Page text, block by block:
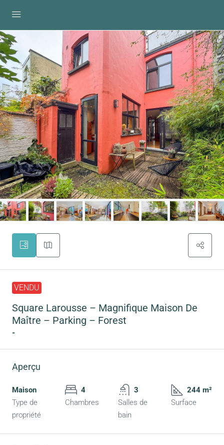
VENDU
Square Larousse – Magnifique Maison De
Maître – Parking – Forest
-
Aperçu
Maison
Type de
propriété
4
Chambres
3
Salles de
bain
244 m²
Surface